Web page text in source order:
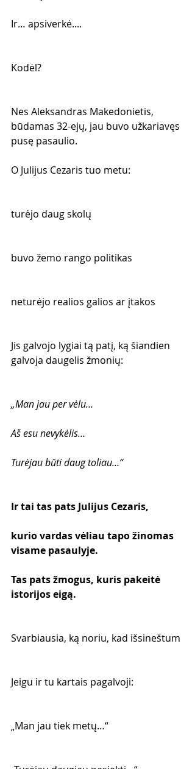
Ir… apsiverkė....
Kodėl?
Nes Aleksandras Makedonietis,
būdamas 32-ejų, jau buvo užkariavęs
pusę pasaulio.
O Julijus Cezaris tuo metu:
turėjo daug skolų
buvo žemo rango politikas
neturėjo realios galios ar įtakos
Jis galvojo lygiai tą patį, ką šiandien
galvoja daugelis žmonių:
„Man jau per vėlu…
Aš esu nevykėlis…
Turėjau būti daug toliau…“
Ir tai tas pats Julijus Cezaris,
kurio vardas vėliau tapo žinomas
visame pasaulyje.
Tas pats žmogus, kuris pakeitė
istorijos eigą.
Svarbiausia, ką noriu, kad išsineštum
Jeigu ir tu kartais pagalvoji:
„Man jau tiek metų…“